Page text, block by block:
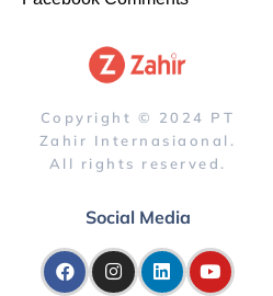
Copyright © 2024 PT
Zahir Internasiaonal.
All rights reserved.
Social Media